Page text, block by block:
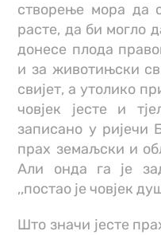
створење мора да
расте, да би могло
донесе плода
и за животињски
свијет, а утолико
човјек јесте и
записано у ријечи
прах земаљски и
Али онда га је
,,постао је човјек
Што значи јесте